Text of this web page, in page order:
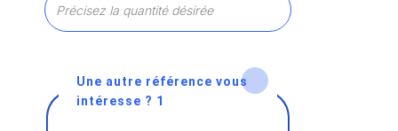
Une autre référence vous
intéresse ? 1